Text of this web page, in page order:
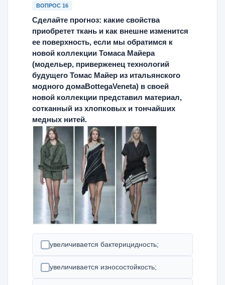
ВОПРОС 16
Сделайте прогноз: какие свойства
приобретет ткань и как внешне изменится
ее поверхность, если мы обратимся к
новой коллекции Томаса Майера
(модельер, приверженец технологий
будущего Томас Майер из итальянского
модного домаBottegaVeneta) в своей
новой коллекции представил материал,
сотканный из хлопковых и тончайших
медных нитей.
увеличивается бактерицидность;
увеличивается износостойкость;